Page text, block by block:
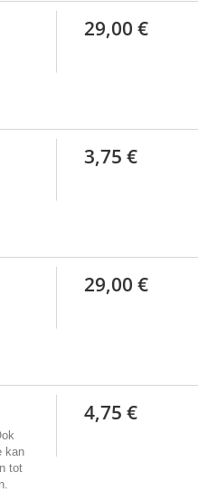
29,00 €
3,75 €
29,00 €
kan
tot
4,75 €